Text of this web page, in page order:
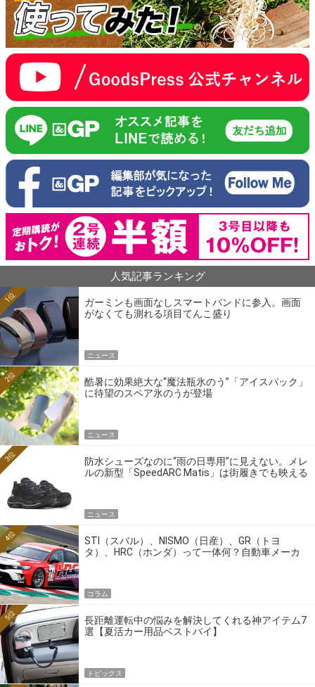
人気記事ランキング
ガーミンも画面なしスマートバンドに参入。画面
がなくても測れる項目てんこ盛り
1位
ニュース
酷暑に効果絶大な“魔法瓶氷のう”「アイスパック」
に待望のスペア氷のうが登場
2位
ニュース
防水シューズなのに“雨の日専用”に見えない。メレ
ルの新型「SpeedARC Matis」は街履きでも映える
3位
ニュース
STI（スバル）、NISMO（日産）、GR（トヨ
タ）、HRC（ホンダ）って一体何？自動車メーカ
4位
コラム
長距離運転中の悩みを解決してくれる神アイテム7
選【夏活カー用品ベストバイ】
5位
トピックス